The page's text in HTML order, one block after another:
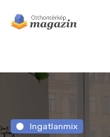
Ingatlanmix